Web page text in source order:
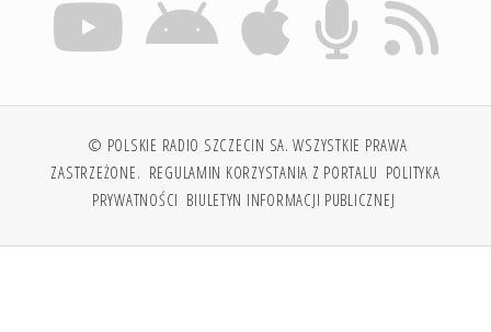
© POLSKIE RADIO SZCZECIN SA. WSZYSTKIE PRAWA
ZASTRZEŻONE. REGULAMIN KORZYSTANIA Z PORTALU POLITYKA
PRYWATNOŚCI BIULETYN INFORMACJI PUBLICZNEJ